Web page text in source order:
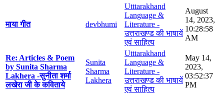
माया गीत devbhumi
Utttarakhand
Language &
Literature -
उत्तराखण्ड की भाषायें
एवं साहित्य
August
14, 2023,
10:28:58
AM
Re: Articles & Poem
by Sunita Sharma
Lakhera -सुनीता शर्मा
लखेरा जी के कविताये
Sunita
Sharma
Lakhera
Utttarakhand
Language &
Literature -
उत्तराखण्ड की भाषायें
एवं साहित्य
May 14,
2023,
03:52:37
PM